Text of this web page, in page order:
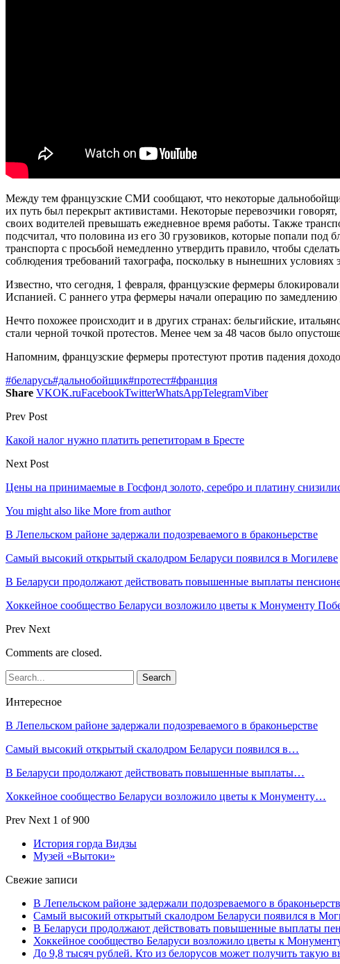
Между тем французские СМИ сообщают, что некоторые
их путь был перекрыт активистами. Некоторые перевозчики
своих водителей превышать ежедневное время работы. Также
подсчитал, что половина из его 30 грузовиков, которые попали
транспорта с просьбой немедленно утвердить правило, чтобы
соблюдения требований тахографа, поскольку в нынешних условиях
Известно, что сегодня, 1 февраля, французские фермеры
Испанией. С раннего утра фермеры начали операцию по
Нечто похожее происходит и в других странах: бельгийские,
стали черной точкой протестов. Менее чем за 48 часов было
Напомним, французские фермеры протестуют против падения
#беларусь#дальнобойщик#протест#франция
Share VKOK.ruFacebookTwitterWhatsAppTelegramViber
Prev Post
Какой налог нужно платить репетиторам в Бресте
Next Post
Цены на принимаемые в Госфонд золото, серебро и платину
You might also like More from author
В Лепельском районе задержали подозреваемого в браконьерстве
Самый высокий открытый скалодром Беларуси появился в Могилеве
В Беларуси продолжают действовать повышенные выплаты
Хоккейное сообщество Беларуси возложило цветы к Монументу
Prev Next
Comments are closed.
Интересное
В Лепельском районе задержали подозреваемого в браконьерстве
Самый высокий открытый скалодром Беларуси появился в…
В Беларуси продолжают действовать повышенные выплаты…
Хоккейное сообщество Беларуси возложило цветы к Монументу…
Prev Next 1 of 900
История горда Видзы
Музей «Вытоки»
Свежие записи
В Лепельском районе задержали подозреваемого в
Самый высокий открытый скалодром Беларуси появился в
В Беларуси продолжают действовать повышенные выплаты
Хоккейное сообщество Беларуси возложило цветы к
До 9,8 тысяч рублей. Кто из белорусов может получить такую